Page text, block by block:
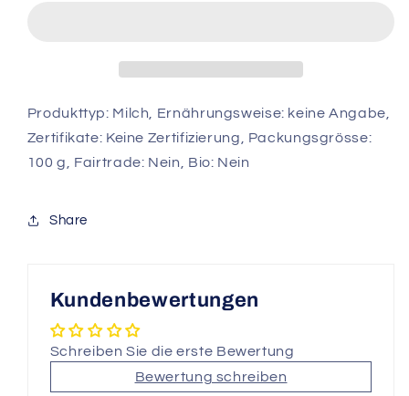
Produkttyp: Milch, Ernährungsweise: keine Angabe,
Zertifikate: Keine Zertifizierung, Packungsgrösse:
100 g, Fairtrade: Nein, Bio: Nein
Share
Kundenbewertungen
Schreiben Sie die erste Bewertung
Bewertung schreiben